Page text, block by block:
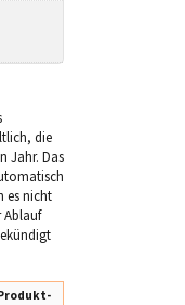
die
Jahr. Das
es nicht
Ablauf